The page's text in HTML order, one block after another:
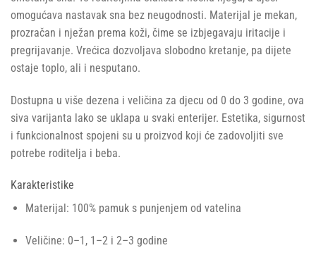
omogućava nastavak sna bez neugodnosti. Materijal je mekan,
prozračan i nježan prema koži, čime se izbjegavaju iritacije i
pregrijavanje. Vrećica dozvoljava slobodno kretanje, pa dijete
ostaje toplo, ali i nesputano.
Dostupna u više dezena i veličina za djecu od 0 do 3 godine, ova
siva varijanta lako se uklapa u svaki enterijer. Estetika, sigurnost
i funkcionalnost spojeni su u proizvod koji će zadovoljiti sve
potrebe roditelja i beba.
Karakteristike
Materijal: 100% pamuk s punjenjem od vatelina
Veličine: 0–1, 1–2 i 2–3 godine